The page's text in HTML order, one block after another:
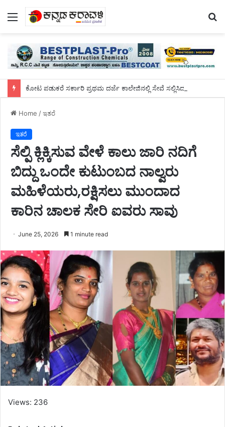
Menu
Home /ಇತರೆ
ಇತರೆ
ಸೆಲ್ಪಿ ಕ್ಲಿಕ್ಕಿಸುವ ವೇಳೆ ಕಾಲು ಜಾರಿ ನದಿಗೆ
ಬಿದ್ದು ಒಂದೇ ಕುಟುಂಬದ ನಾಲ್ವರು
ಮಹಿಳೆಯರು,ರಕ್ಷಿಸಲು ಮುಂದಾದ
ಕಾರಿನ ಚಾಲಕ ಸೇರಿ ಐವರು ಸಾವು
June 25, 2026 1 minute read
Views: 236